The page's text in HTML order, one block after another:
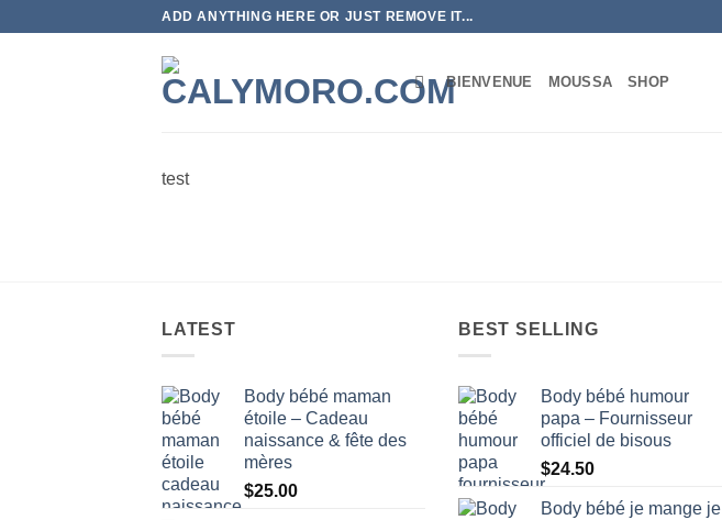
ADD ANYTHING HERE OR JUST REMOVE IT...
BIENVENUE MOUSSA SHOP
test
LATEST
Body bébé maman
étoile – Cadeau
naissance & fête des
mères
$25.00
BEST SELLING
Body bébé humour
papa – Fournisseur
officiel de bisous
$24.50
Body bébé je mange je